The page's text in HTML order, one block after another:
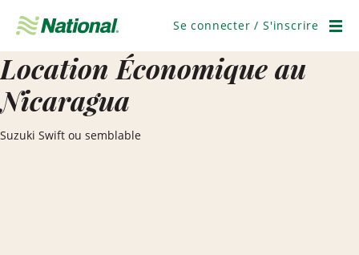
navigation
Se connecter / S'inscrire
Location Économique au
Nicaragua
Suzuki Swift ou semblable